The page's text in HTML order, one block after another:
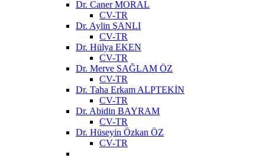
Dr. Caner MORAL
CV-TR
Dr. Aylin ŞANLI
CV-TR
Dr. Hülya EKEN
CV-TR
Dr. Merve SAĞLAM ÖZ
CV-TR
Dr. Taha Erkam ALPTEKİN
CV-TR
Dr. Abidin BAYRAM
CV-TR
Dr. Hüseyin Özkan ÖZ
CV-TR